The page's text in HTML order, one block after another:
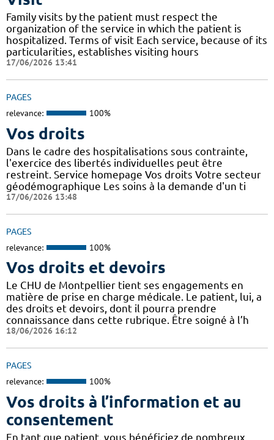
Family visits by the patient must respect the
organization of the service in which the patient is
hospitalized. Terms of visit Each service, because of its
particularities, establishes visiting hours
17/06/2026 13:41
PAGES
relevance: 100%
Vos droits
Dans le cadre des hospitalisations sous contrainte,
l'exercice des libertés individuelles peut être
restreint. Service homepage Vos droits Votre secteur
géodémographique Les soins à la demande d'un ti
17/06/2026 13:48
PAGES
relevance: 100%
Vos droits et devoirs
Le CHU de Montpellier tient ses engagements en
matière de prise en charge médicale. Le patient, lui, a
des droits et devoirs, dont il pourra prendre
connaissance dans cette rubrique. Être soigné à l’h
18/06/2026 16:12
PAGES
relevance: 100%
Vos droits à l’information et au
consentement
En tant que patient, vous bénéficiez de nombreux